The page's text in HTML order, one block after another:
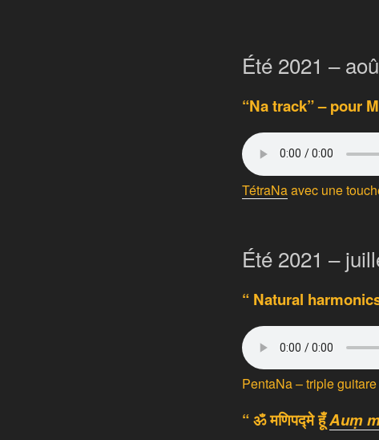
Été 2021 –
“Na track” – pour
TétraNaavec une
Été 2021 –
“ Natural
PentaNa – triple
“ ॐ मणिपद्मे हूँAuṃ